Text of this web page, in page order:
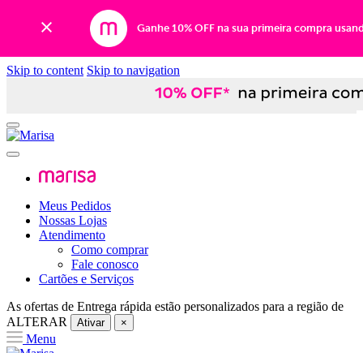
Ganhe 10% OFF na sua primeira compra
Skip to content Skip to navigation
Meus Pedidos
Nossas Lojas
Atendimento
Como comprar
Fale conosco
Cartões e Serviços
As ofertas de Entrega rápida estão personalizados para a região de
ALTERAR
Ativar ×
Menu